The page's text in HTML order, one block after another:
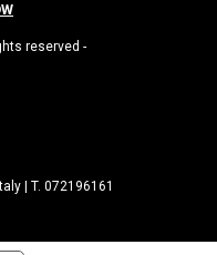
reserved -
| T. 072196161